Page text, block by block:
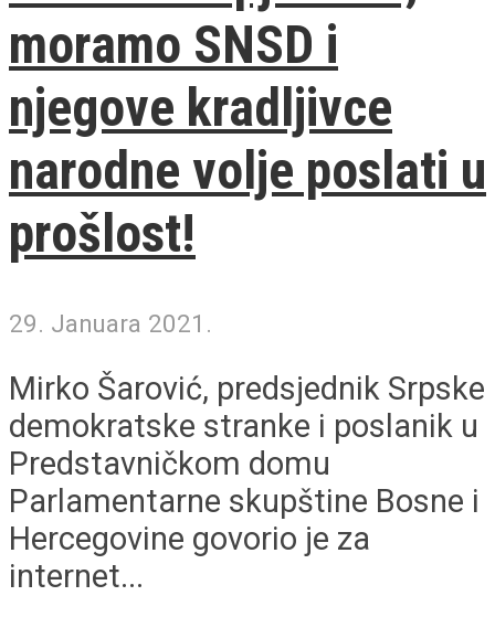
moramo SNSD i
njegove kradljivce
narodne volje poslati u
prošlost!
29. Januara 2021.
Mirko Šarović, predsjednik Srpske
demokratske stranke i poslanik u
Predstavničkom domu
Parlamentarne skupštine Bosne i
Hercegovine govorio je za
internet...